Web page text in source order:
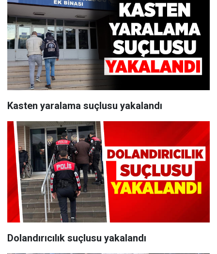
Kasten yaralama suçlusu yakalandı
Dolandırıcılık suçlusu yakalandı